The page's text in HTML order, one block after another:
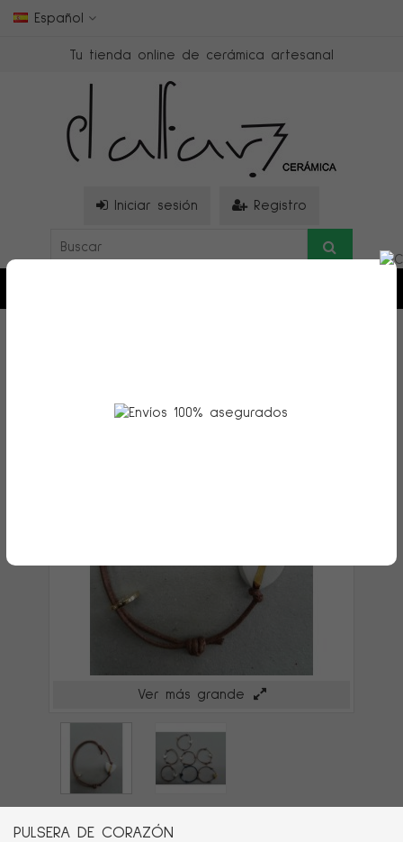
Tu tienda online de cerámica artesanal
Español
Iniciar sesión Registro
Ver más grande
PULSERA DE CORAZÓN